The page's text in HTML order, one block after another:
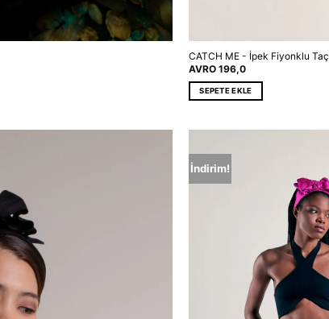
CATCH ME - İpek Fiyonklu Taç
AVRO196,0
SEPETE EKLE
İndirim!